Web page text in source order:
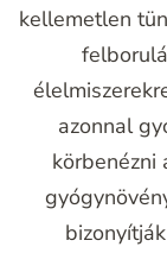
kellemetlen
azonnal
körbenézni